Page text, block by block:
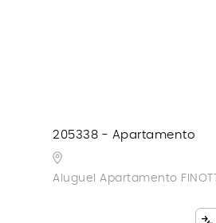
205338 - Apartamento
Aluguel Apartamento FINOTTI